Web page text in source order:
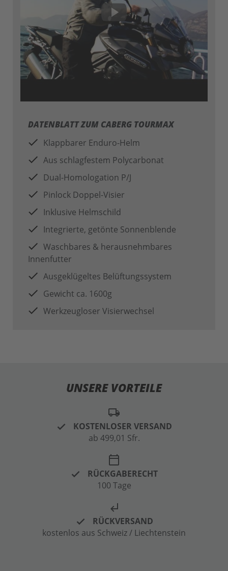
DATENBLATT ZUM CABERG TOURMAX
Klappbarer Enduro-Helm
Aus schlagfestem Polycarbonat
Dual-Homologation P/J
Pinlock Doppel-Visier
Inklusive Helmschild
Integrierte, getönte Sonnenblende
Waschbares & herausnehmbares
Innenfutter
Ausgeklügeltes Belüftungssystem
Gewicht ca. 1600g
Werkzeugloser Visierwechsel
UNSERE VORTEILE
local_shipping
KOSTENLOSER VERSAND
ab 499,01 Sfr.
calendar_today
RÜCKGABERECHT
100 Tage
subdirectory_arrow_left
RÜCKVERSAND
kostenlos aus Schweiz / Liechtenstein